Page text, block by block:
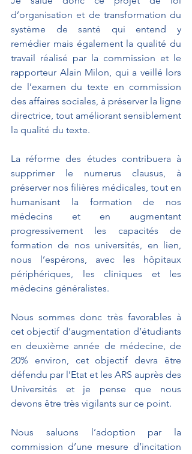
d’organisation et de transformation du
système de santé qui entend y
remédier mais également la qualité du
travail réalisé par la commission et le
rapporteur Alain Milon, qui a veillé lors
de l’examen du texte en commission
des affaires sociales, à préserver la ligne
directrice, tout améliorant sensiblement
la qualité du texte.
La réforme des études contribuera à
supprimer le numerus clausus, à
préserver nos filières médicales, tout en
humanisant la formation de nos
médecins et en augmentant
progressivement les capacités de
formation de nos universités, en lien,
nous l’espérons, avec les hôpitaux
périphériques, les cliniques et les
médecins généralistes.
Nous sommes donc très favorables à
cet objectif d’augmentation d’étudiants
en deuxième année de médecine, de
20% environ, cet objectif devra être
défendu par l’Etat et les ARS auprès des
Universités et je pense que nous
devons être très vigilants sur ce point.
Nous saluons l’adoption par la
commission d’une mesure d’incitation